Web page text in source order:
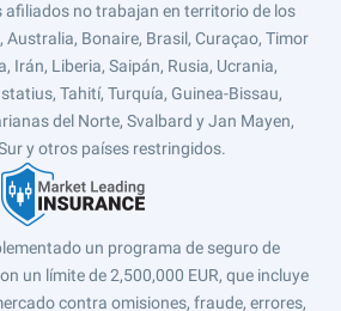
afiliados no trabajan en territorio de los
Australia, Bonaire, Brasil, Curaçao, Timor
Irán, Liberia, Saipán, Rusia, Ucrania,
Tahití, Turquía, Guinea-Bissau,
del Norte, Svalbard y Jan Mayen,
y otros países restringidos.
un programa de seguro de
un límite de 2,500,000 EUR, que incluye
contra omisiones, fraude, errores,